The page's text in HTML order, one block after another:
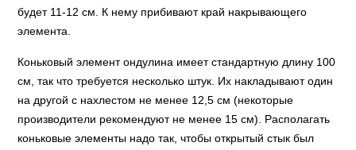
будет 11-12 см. К нему прибивают край накрывающего
элемента.
Коньковый элемент ондулина имеет стандартную длину 100
см, так что требуется несколько штук. Их накладывают один
на другой с нахлестом не менее 12,5 см (некоторые
производители рекомендуют не менее 15 см). Располагать
коньковые элементы надо так, чтобы открытый стык был